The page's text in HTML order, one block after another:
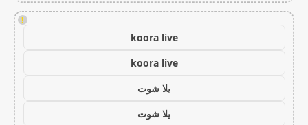
!
koora live
koora live
يلا شوت
يلا شوت